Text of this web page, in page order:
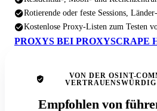
Rotierende oder feste Sessions,
Kostenlose Proxy-Listen zum Testen
PROXYS BEI PROXYSCRAPE
VON DER OSINT-
Empfohlen von